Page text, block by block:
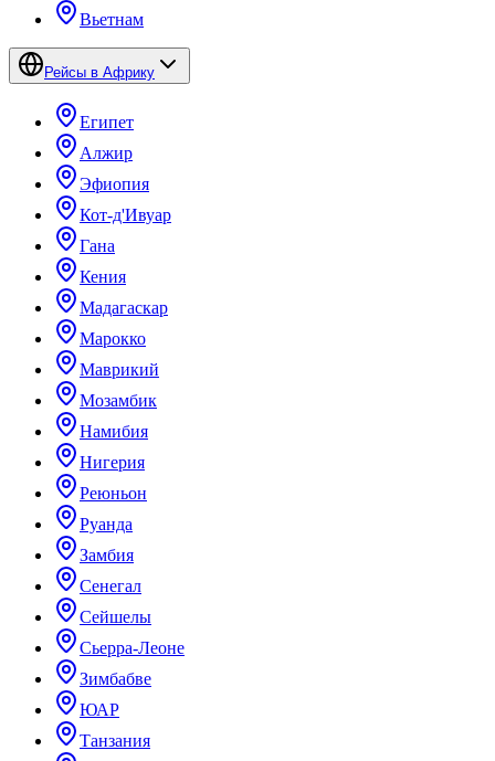
Вьетнам
Рейсы в Африку
Египет
Алжир
Эфиопия
Кот-д'Ивуар
Гана
Кения
Мадагаскар
Марокко
Маврикий
Мозамбик
Намибия
Нигерия
Реюньон
Руанда
Замбия
Сенегал
Сейшелы
Сьерра-Леоне
Зимбабве
ЮАР
Танзания